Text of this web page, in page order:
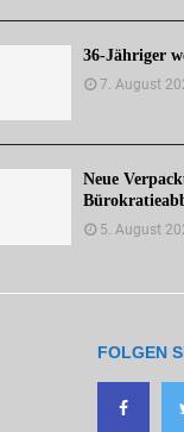
36-Jähriger
7. August
Neue
5. August
FOLGEN